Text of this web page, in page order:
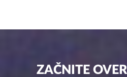
ZAČNITE